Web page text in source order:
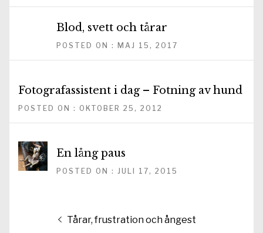
Blod, svett och tårar
POSTED ON : MAJ 15, 2017
Fotografassistent i dag – Fotning av hund
POSTED ON : OKTOBER 25, 2012
En lång paus
POSTED ON : JULI 17, 2015
Inläggsnavigering
Föregående
Tårar, frustration och ångest